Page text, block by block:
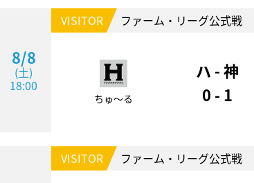
8/8
(土)
18:00
VISITOR ファーム・リーグ公式戦
ちゅ～る
ハ - 神
0 - 1
VISITOR ファーム・リーグ公式戦